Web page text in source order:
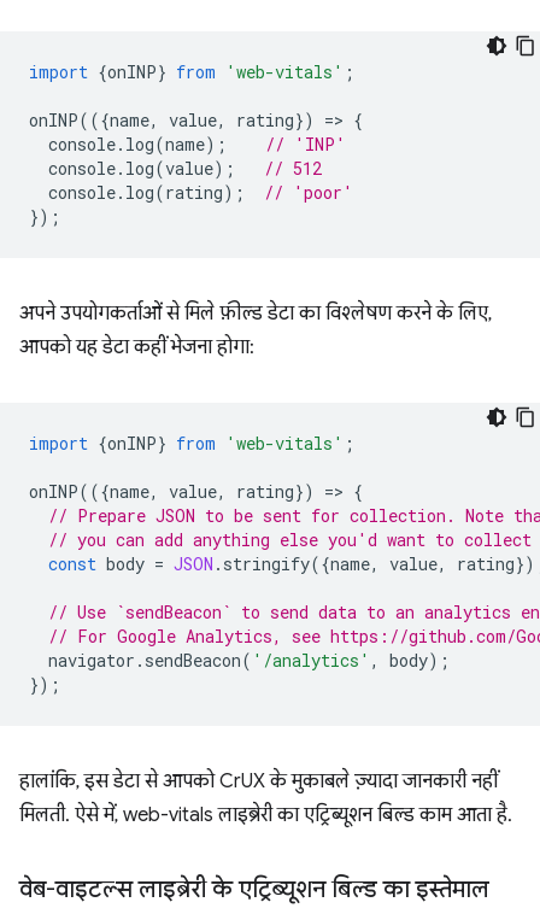
import {onINP} from 'web-vitals' ;
onINP(({name, value, rating}) => {
console. log(name);
// 'INP'
console. log(value);
// 512
console. log(rating);
// 'poor'
});
अपने उपयोगकर्ताओं से मिले फ़ील्ड डेटा का विश्लेषण करने के लिए,
आपको यह डेटा कहीं भेजना होगा:
import {onINP} from 'web-vitals' ;
onINP(({name, value, rating}) => {
// Prepare JSON to be sent for collection. Note
// you can add anything else you'd want to collect
const body = JSON . stringify({name, value, rating
// Use `sendBeacon` to send data to an analytics
// For Google Analytics, see https://github.com/
navigator . sendBeacon( '/analytics' , body);
});
हालांकि, इस डेटा से आपको CrUX के मुकाबले ज़्यादा जानकारी नहीं
मिलती. ऐसे में, web-vitals लाइब्रेरी का एट्रिब्यूशन बिल्ड काम आता है.
वेब-वाइटल्स लाइब्रेरी के एट्रिब्यूशन बिल्ड का इस्तेमाल